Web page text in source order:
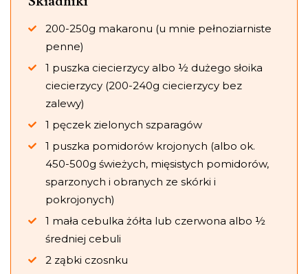
200-250g makaronu (u mnie pełnoziarniste
penne)
1 puszka ciecierzycy albo ½ dużego słoika
ciecierzycy (200-240g ciecierzycy bez
zalewy)
1 pęczek zielonych szparagów
1 puszka pomidorów krojonych (albo ok.
450-500g świeżych, mięsistych pomidorów,
sparzonych i obranych ze skórki i
pokrojonych)
1 mała cebulka żółta lub czerwona albo ½
średniej cebuli
2 ząbki czosnku